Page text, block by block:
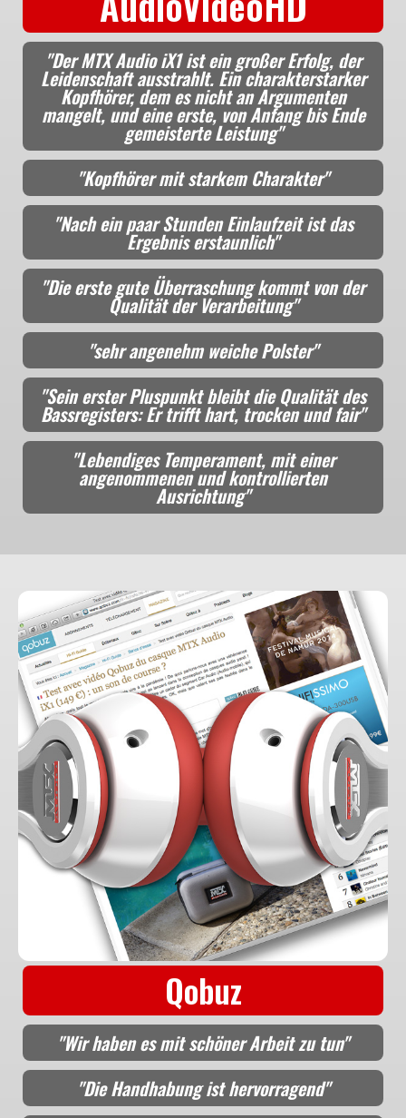
"Der MTX Audio iX1 ist ein großer Erfolg, der
Leidenschaft ausstrahlt. Ein charakterstarker
Kopfhörer, dem es nicht an Argumenten
mangelt, und eine erste, von Anfang bis Ende
gemeisterte Leistung"
"Kopfhörer mit starkem Charakter"
"Nach ein paar Stunden Einlaufzeit ist das
Ergebnis erstaunlich"
"Die erste gute Überraschung kommt von der
Qualität der Verarbeitung"
"sehr angenehm weiche Polster"
"Sein erster Pluspunkt bleibt die Qualität des
Bassregisters: Er trifft hart, trocken und fair"
"Lebendiges Temperament, mit einer
angenommenen und kontrollierten
Ausrichtung"
Qobuz
"Wir haben es mit schöner Arbeit zu tun"
"Die Handhabung ist hervorragend"